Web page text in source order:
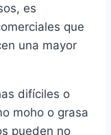
es
que
una mayor
difíciles o
moho o grasa
pueden no